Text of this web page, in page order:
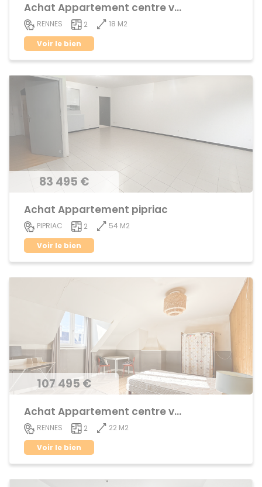
Achat Appartement centre ville
RENNES 2
18 M2
Voir le bien
83 495 €
Achat Appartement pipriac
PIPRIAC 2
54 M2
Voir le bien
107 495 €
Achat Appartement centre ville
RENNES 2
22 M2
Voir le bien